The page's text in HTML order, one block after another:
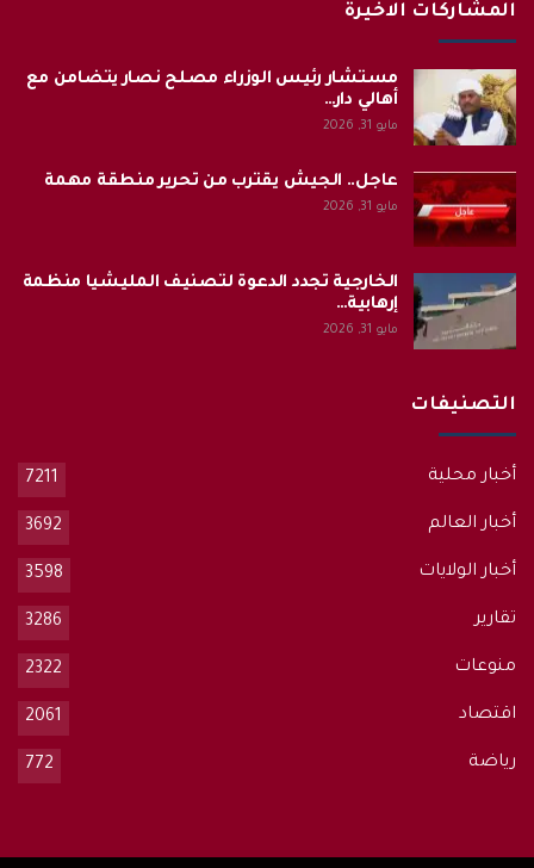
المشاركات الاخيرة
مستشار رئيس الوزراء مصلح نصار يتضامن مع
أهالي دار…
مايو 31, 2026
عاجل.. الجيش يقترب من تحرير منطقة مهمة
مايو 31, 2026
الخارجية تجدد الدعوة لتصنيف المليشيا منظمة
إرهابية…
مايو 31, 2026
التصنيفات
أخبار محلية 7211
أخبار العالم 3692
أخبار الولايات 3598
تقارير 3286
منوعات 2322
اقتصاد 2061
رياضة 772